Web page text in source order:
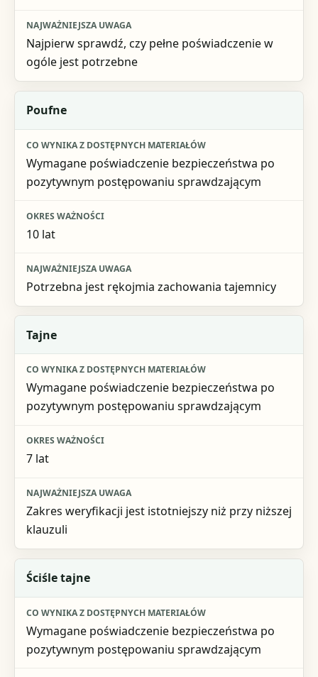
Najpierw sprawdź, czy pełne poświadczenie w
ogóle jest potrzebne
Poufne
Wymagane poświadczenie bezpieczeństwa po
pozytywnym postępowaniu sprawdzającym
10 lat
Potrzebna jest rękojmia zachowania tajemnicy
Tajne
Wymagane poświadczenie bezpieczeństwa po
pozytywnym postępowaniu sprawdzającym
7 lat
Zakres weryfikacji jest istotniejszy niż przy niższej
klauzuli
Ściśle tajne
Wymagane poświadczenie bezpieczeństwa po
pozytywnym postępowaniu sprawdzającym